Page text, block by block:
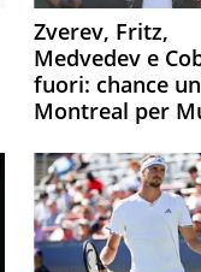
Zverev, Fritz,
Medvedev e
fuori: chance
Montreal per
Sascha attacca
palline